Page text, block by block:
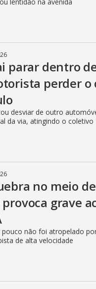
parar dentro
perder o
desviar de outro
da via, atingindo o coletivo
no meio
provoca grave
não foi atropelado
de alta velocidade